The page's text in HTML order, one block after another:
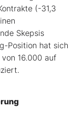
(-31,3
Skepsis
Position hat sich
16.000 auf